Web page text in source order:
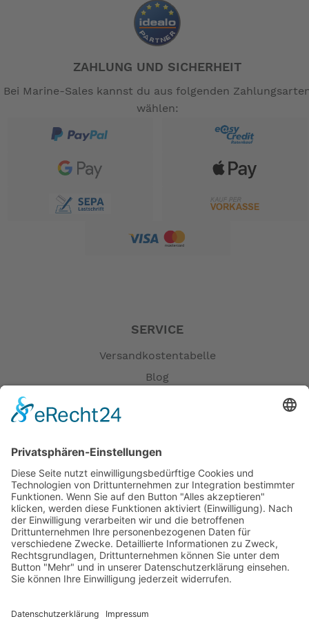
ZAHLUNG UND SICHERHEIT
Bei Marine-Sales kannst du aus folgenden
wählen:
SERVICE
Versandkostentabelle
Blog
Öffnungszeiten
Versandpartner
Verfügbarkeiten
Zahlung und Versand
Datenschutz
Fernabsatz
Widerrufsrecht bei Reparatur